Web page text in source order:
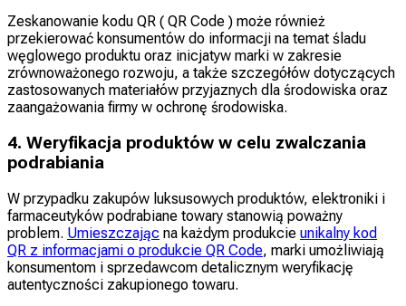
Zeskanowanie kodu QR ( QR Code ) może również
przekierować konsumentów do informacji na temat śladu
węglowego produktu oraz inicjatyw marki w zakresie
zrównoważonego rozwoju, a także szczegółów dotyczących
zastosowanych materiałów przyjaznych dla środowiska oraz
zaangażowania firmy w ochronę środowiska.
4. Weryfikacja produktów w celu zwalczania
podrabiania
W przypadku zakupów luksusowych produktów, elektroniki i
farmaceutyków podrabiane towary stanowią poważny
problem. Umieszczając na każdym produkcie unikalny kod
QR z informacjami o produkcie QR Code, marki umożliwiają
konsumentom i sprzedawcom detalicznym weryfikację
autentyczności zakupionego towaru.